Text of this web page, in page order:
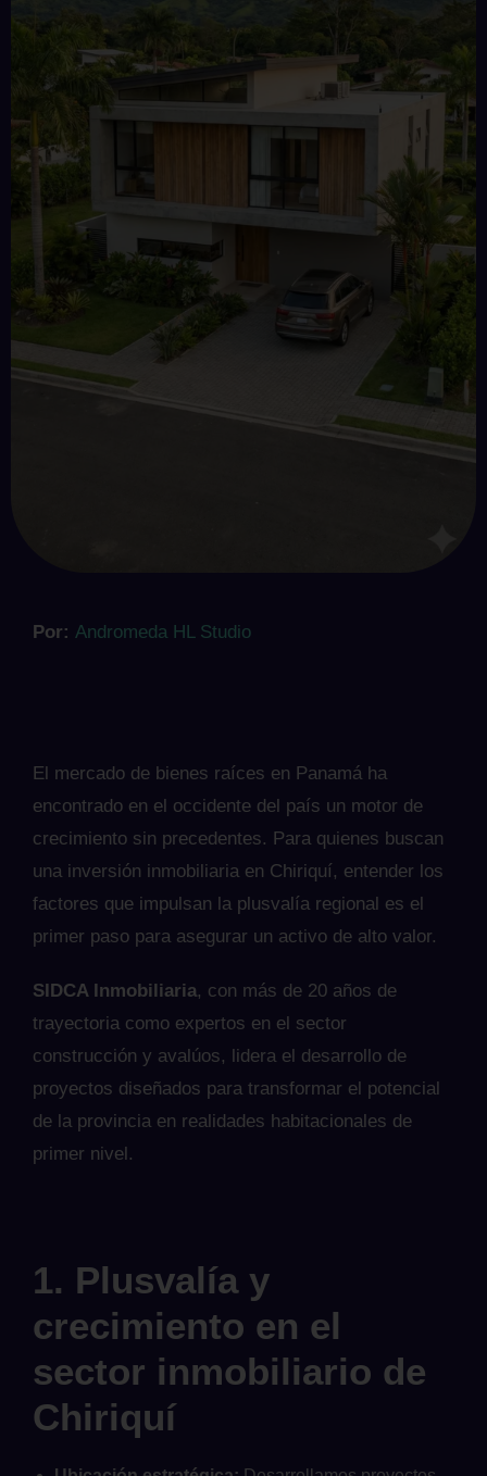
Por: Andromeda HL Studio
El mercado de bienes raíces en Panamá ha
encontrado en el occidente del país un motor de
crecimiento sin precedentes. Para quienes buscan
una inversión inmobiliaria en Chiriquí, entender los
factores que impulsan la plusvalía regional es el
primer paso para asegurar un activo de alto valor.
SIDCA Inmobiliaria, con más de 20 años de
trayectoria como expertos en el sector
construcción y avalúos, lidera el desarrollo de
proyectos diseñados para transformar el potencial
de la provincia en realidades habitacionales de
primer nivel.
1. Plusvalía y
crecimiento en el
sector inmobiliario de
Chiriquí